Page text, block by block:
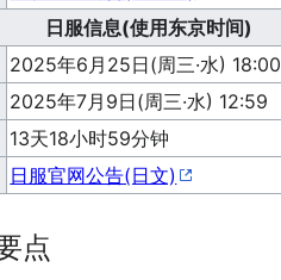
日服信息(使用东京时间)
2025年6月25日(周三·水) 18:00
2025年7月9日(周三·水) 12:59
13天18小时59分钟
日服官网公告(日文)
点